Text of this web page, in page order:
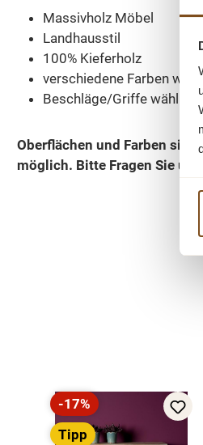
Massivholz Möbel
Landhausstil
100% Kieferholz
verschiedene Farben
Beschläge/Griffe wählbar
Oberflächen und Farben
möglich. Bitte Fragen Sie uns.
Rabatt
-17%
Tipp